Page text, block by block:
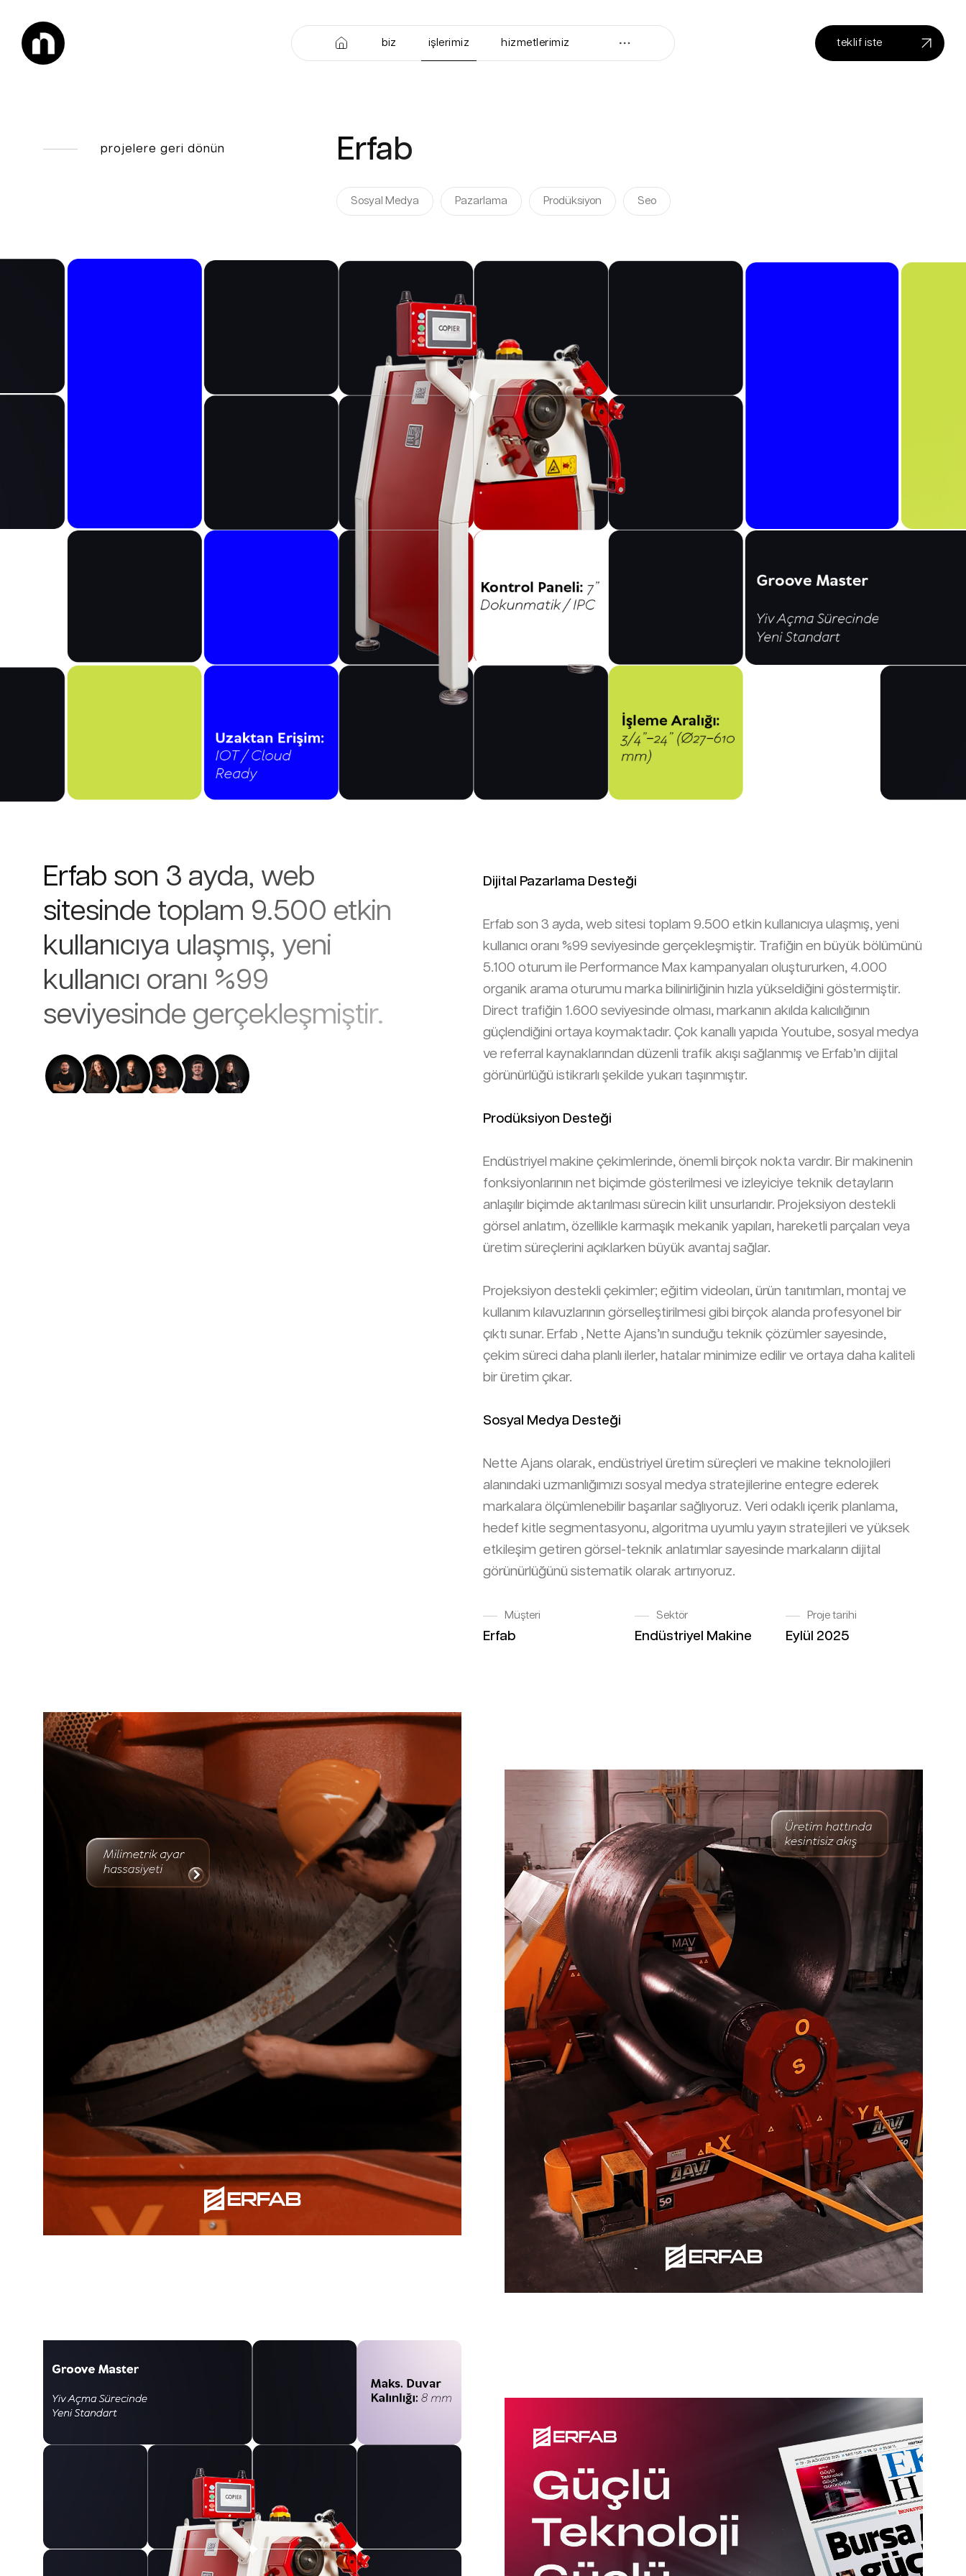
biz işlerimiz hizmetlerimiz teklif iste
projelere geri dönün Erfab
Sosyal Medya Pazarlama Prodüksiyon Seo
Erfab son 3 ayda, web
sitesinde toplam 9.500 etkin
kullanıcıya ulaşmış, yeni
kullanıcı oranı %99
seviyesinde gerçekleşmiştir.
Dijital Pazarlama Desteği
Erfab son 3 ayda, web sitesi toplam 9.500 etkin kullanıcıya ulaşmış, yeni
kullanıcı oranı %99 seviyesinde gerçekleşmiştir. Trafiğin en büyük bölümünü
5.100 oturum ile Performance Max kampanyaları oluştururken, 4.000
organik arama oturumu marka bilinirliğinin hızla yükseldiğini göstermiştir.
Direct trafiğin 1.600 seviyesinde olması, markanın akılda kalıcılığının
güçlendiğini ortaya koymaktadır. Çok kanallı yapıda Youtube, sosyal medya
ve referral kaynaklarından düzenli trafik akışı sağlanmış ve Erfab’ın dijital
görünürlüğü istikrarlı şekilde yukarı taşınmıştır.
Prodüksiyon Desteği
Endüstriyel makine çekimlerinde, önemli birçok nokta vardır. Bir makinenin
fonksiyonlarının net biçimde gösterilmesi ve izleyiciye teknik detayların
anlaşılır biçimde aktarılması sürecin kilit unsurlarıdır. Projeksiyon destekli
görsel anlatım, özellikle karmaşık mekanik yapıları, hareketli parçaları veya
üretim süreçlerini açıklarken büyük avantaj sağlar.
Projeksiyon destekli çekimler; eğitim videoları, ürün tanıtımları, montaj ve
kullanım kılavuzlarının görselleştirilmesi gibi birçok alanda profesyonel bir
çıktı sunar. Erfab , Nette Ajans’ın sunduğu teknik çözümler sayesinde,
çekim süreci daha planlı ilerler, hatalar minimize edilir ve ortaya daha kaliteli
bir üretim çıkar.
Sosyal Medya Desteği
Nette Ajans olarak, endüstriyel üretim süreçleri ve makine teknolojileri
alanındaki uzmanlığımızı sosyal medya stratejilerine entegre ederek
markalara ölçümlenebilir başarılar sağlıyoruz. Veri odaklı içerik planlama,
hedef kitle segmentasyonu, algoritma uyumlu yayın stratejileri ve yüksek
etkileşim getiren görsel-teknik anlatımlar sayesinde markaların dijital
görünürlüğünü sistematik olarak artırıyoruz.
Müşteri
Erfab
Sektör
Endüstriyel Makine
Proje tarihi
Eylül 2025